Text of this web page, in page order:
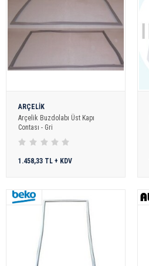
ARÇELİK
Arçelik Buzdolabı Üst Kapı
Contası - Gri
1.458,33 TL + KDV